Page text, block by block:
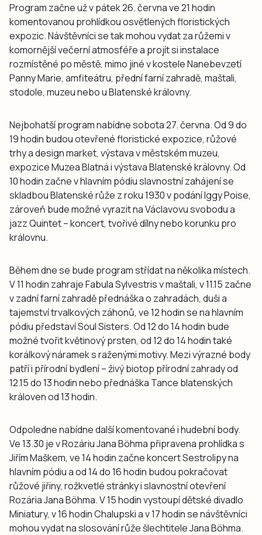
Program začne už v pátek 26. června ve 21 hodin
komentovanou prohlídkou osvětlených floristických
expozic. Návštěvníci se tak mohou vydat za růžemi v
komornější večerní atmosféře a projít si instalace
rozmístěné po městě, mimo jiné v kostele Nanebevzetí
Panny Marie, amfiteátru, přední farní zahradě, maštali,
stodole, muzeu nebo u Blatenské královny.
Nejbohatší program nabídne sobota 27. června. Od 9 do
19 hodin budou otevřené floristické expozice, růžové
trhy a design market, výstava v městském muzeu,
expozice Muzea Blatná i výstava Blatenské královny. Od
10 hodin začne v hlavním pódiu slavnostní zahájení se
skladbou Blatenské růže z roku 1930 v podání Iggy Poise,
zároveň bude možné vyrazit na Václavovu svobodu a
jazz Quintet – koncert, tvořivé dílny nebo korunku pro
královnu.
Během dne se bude program střídat na několika místech.
V 11 hodin zahraje Fabula Sylvestris v maštali, v 11.15 začne
v zadní farní zahradě přednáška o zahradách, duši a
tajemství trvalkových záhonů, ve 12 hodin se na hlavním
pódiu představí Soul Sisters. Od 12 do 14 hodin bude
možné tvořit květinový prsten, od 12 do 14 hodin také
korálkový náramek s raženými motivy. Mezi výrazné body
patří i přírodní bydlení – živý biotop přírodní zahrady od
12.15 do 13 hodin nebo přednáška Tance blatenských
královen od 13 hodin.
Odpoledne nabídne další komentované i hudební body.
Ve 13.30 je v Rozáriu Jana Böhma připravena prohlídka s
Jiřím Maškem, ve 14 hodin začne koncert Sestrolipy na
hlavním pódiu a od 14 do 16 hodin budou pokračovat
růžové jiřiny, rožkvetlé stránky i slavnostní otevření
Rozária Jana Böhma. V 15 hodin vystoupí dětské divadlo
Miniatury, v 16 hodin Chalupski a v 17 hodin se návštěvníci
mohou vydat na slosování růže šlechtitele Jana Böhma.